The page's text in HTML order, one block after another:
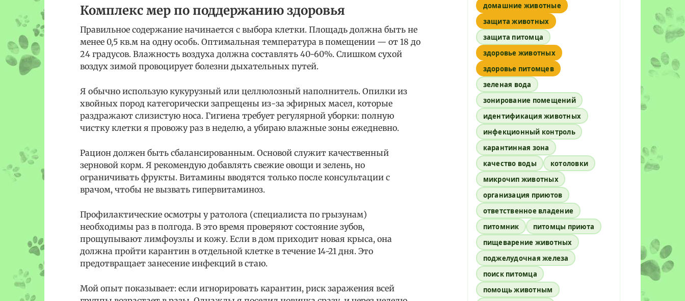
Комплекс мер по поддержанию здоровья
Правильное содержание начинается с выбора клетки. Площадь должна быть не
менее 0,5 кв.м на одну особь. Оптимальная температура в помещении — от 18 до
24 градусов. Влажность воздуха должна составлять 40-60%. Слишком сухой
воздух зимой провоцирует болезни дыхательных путей.
Я обычно использую кукурузный или целлюлозный наполнитель. Опилки из
хвойных пород категорически запрещены из-за эфирных масел, которые
раздражают слизистую носа. Гигиена требует регулярной уборки: полную
чистку клетки я провожу раз в неделю, а убираю влажные зоны ежедневно.
Рацион должен быть сбалансированным. Основой служит качественный
зерновой корм. Я рекомендую добавлять свежие овощи и зелень, но
ограничивать фрукты. Витамины вводятся только после консультации с
врачом, чтобы не вызвать гипервитаминоз.
Профилактические осмотры у ратолога (специалиста по грызунам)
необходимы раз в полгода. В это время проверяют состояние зубов,
прощупывают лимфоузлы и кожу. Если в дом приходит новая крыса, она
должна пройти карантин в отдельной клетке в течение 14-21 дня. Это
предотвращает занесение инфекций в стаю.
Мой опыт показывает: если игнорировать карантин, риск заражения всей
домашние животные
защита животных
защита питомца
здоровье животных
здоровье питомцев
зеленая вода
зонирование помещений
идентификация животных
инфекционный контроль
карантинная зона
качество воды
котоловки
микрочип животных
организация приютов
ответственное владение
питомник
питомцы приюта
пищеварение животных
поджелудочная железа
поиск питомца
помощь животным